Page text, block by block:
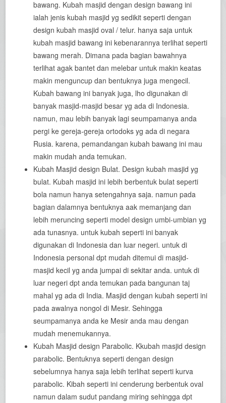
bawang. Kubah masjid dengan design bawang ini
ialah jenis kubah masjid yg sedikit seperti dengan
design kubah masjid oval / telur. hanya saja untuk
kubah masjid bawang ini kebenarannya terlihat seperti
bawang merah. Dimana pada bagian bawahnya
terlihat agak bantet dan melebar untuk makin keatas
makin menguncup dan bentuknya juga mengecil.
Kubah bawang ini banyak juga, lho digunakan di
banyak masjid-masjid besar yg ada di Indonesia.
namun, mau lebih banyak lagi seumpamanya anda
pergi ke gereja-gereja ortodoks yg ada di negara
Rusia. karena, pemandangan kubah bawang ini mau
makin mudah anda temukan.
Kubah Masjid design Bulat. Design kubah masjid yg
bulat. Kubah masjid ini lebih berbentuk bulat seperti
bola namun hanya setengahnya saja. namun pada
bagian dalamnya bentuknya aak memanjang dan
lebih meruncing seperti model design umbi-umbian yg
ada tunasnya. untuk kubah seperti ini banyak
digunakan di Indonesia dan luar negeri. untuk di
Indonesia personal dpt mudah ditemui di masjid-
masjid kecil yg anda jumpai di sekitar anda. untuk di
luar negeri dpt anda temukan pada bangunan taj
mahal yg ada di India. Masjid dengan kubah seperti ini
pada awalnya nongol di Mesir. Sehingga
seumpamanya anda ke Mesir anda mau dengan
mudah menemukannya.
Kubah Masjid design Parabolic. Kkubah masjid design
parabolic. Bentuknya seperti dengan design
sebelumnya hanya saja lebih terlihat seperti kurva
parabolic. Kibah seperti ini cenderung berbentuk oval
namun dalam sudut pandang miring sehingga dpt